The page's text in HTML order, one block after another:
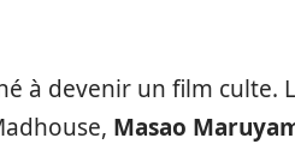
à devenir un film culte.
Masao